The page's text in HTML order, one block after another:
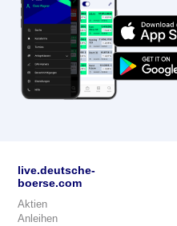
live.deutsche-
boerse.com
Aktien
Anleihen